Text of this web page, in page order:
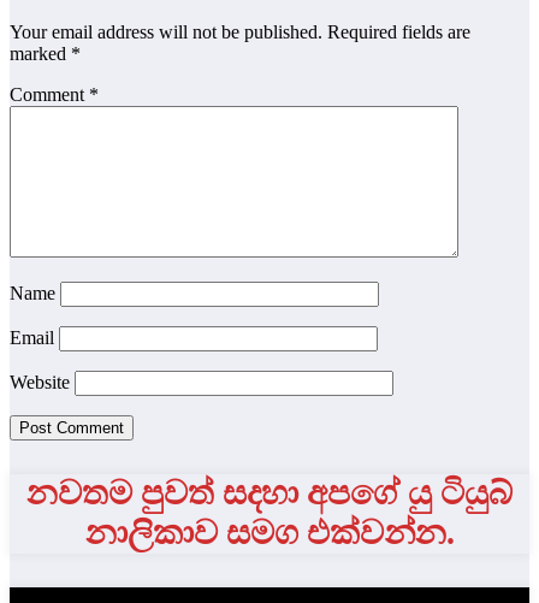
Your email address will not be published. Required fields are
marked *
Comment *
Name
Email
Website
නවතම පුවත් සදහා අපගේ යු ටියුබ්
නාලිකාව සමග එක්වන්න.